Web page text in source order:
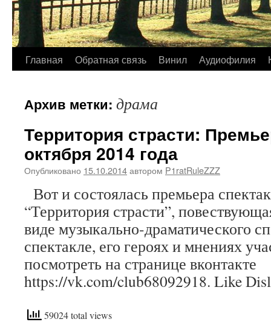
Главная Обратная связь Винил Аудиофилия
Архив метки: драма
Территория страсти:
октября 2014 года
Опубликовано 15.10.2014автором P1ratRuleZZZ
Вот и состоялась премьера
“Территория страсти”,
виде музыкально-драматического
спектакле, его героях и мнениях
посмотреть на странице вконтакте
https://vk.com/club68092918. Like
59024 total views